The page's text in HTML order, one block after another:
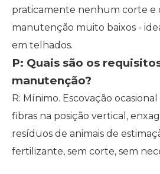
praticamente nenhum corte e
manutenção muito baixos -
em telhados.
P: Quais são os
manutenção?
R: Mínimo. Escovação
fibras na posição vertical,
resíduos de animais de
fertilizante, sem corte, sem